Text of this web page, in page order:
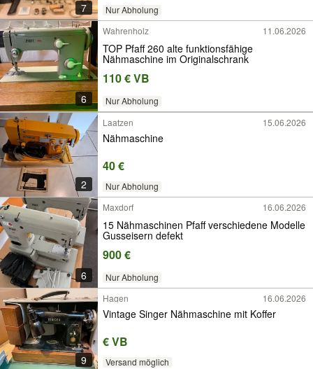
7 Nur Abholung
6
Wahrenholz 11.06.2026
TOP Pfaff 260 alte funktionsfähige
Nähmaschine im Originalschrank
110 € VB
Nur Abholung
2
Laatzen 15.06.2026
Nähmaschine
40 €
Nur Abholung
6
Maxdorf 16.06.2026
15 Nähmaschinen Pfaff verschiedene Modelle
Gusseisern defekt
900 €
Nur Abholung
9
Hagen 16.06.2026
Vintage Singer Nähmaschine mit Koffer
€ VB
Versand möglich